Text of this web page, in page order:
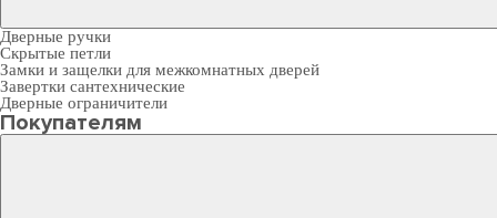
Дверные ручки
Скрытые петли
Замки и защелки для межкомнатных дверей
Завертки сантехнические
Дверные ограничители
Покупателям